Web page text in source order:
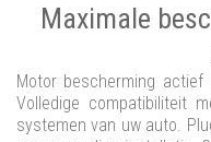
Maximale
Motor bescherming actief
Volledige compatibiliteit
systemen van uw auto.